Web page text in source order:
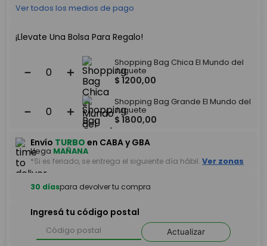
Ver todos los medios de pago
¡Llevate Una Bolsa Para Regalo!
＋
－
Shopping Bag Chica El Mundo del
Juguete
$ 1200,00
＋
－
Shopping Bag Grande El Mundo del
Juguete
$ 1800,00
Envío TURBO en CABA y GBA
Llega MAÑANA
*Si es feriado, se entrega el siguiente día hábil. Ver zonas
30 díaspara devolver tu compra
Ingresá tu código postal
Actualizar